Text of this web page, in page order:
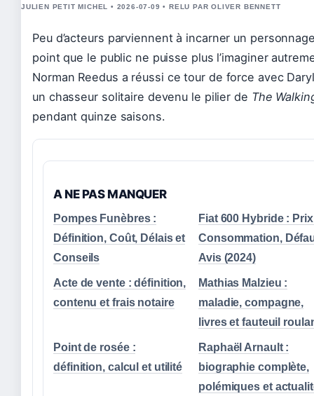
JULIEN PETIT MICHEL • 2026-07-09 • RELU PAR OLIVER BENNETT
Peu d’acteurs parviennent à incarner un
point que le public ne puisse plus l’imaginer
Norman Reedus a réussi ce tour de force avec
un chasseur solitaire devenu le pilier de The
pendant quinze saisons.
A NE PAS MANQUER
Pompes Funèbres :
Définition, Coût, Délais et
Conseils
Fiat 600 Hybride :
Consommation,
Avis (2024)
Acte de vente : définition,
contenu et frais notaire
Mathias Malzieu :
maladie, compagne,
livres et fauteuil
Point de rosée :
définition, calcul et utilité
Raphaël Arnault :
biographie complète,
polémiques et